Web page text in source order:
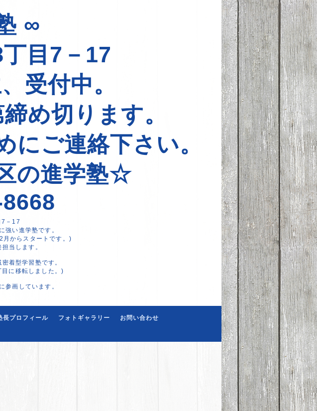
∞
目7－17
受付中。
め切ります。
にご連絡下さい。
の進学塾☆
7－17
強い進学塾です。
からスタートです。)
当します。
着型学習塾です。
に移転しました。)
参画しています。
長プロフィール フォトギャラリー
お問い合わせ